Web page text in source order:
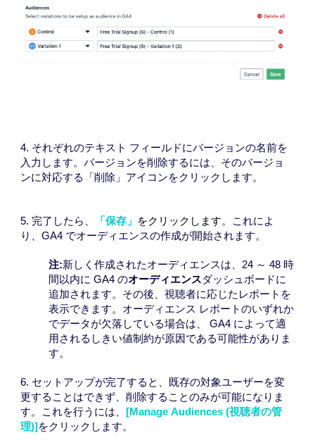
4. それぞれのテキスト フィールドにバージョンの名前を
入力します。バージョンを削除するには、そのバージョ
ンに対応する「削除」アイコンをクリックします。
5. 完了したら、 「保存」 をクリックします。これによ
り、GA4 でオーディエンスの作成が開始されます。
注:新しく作成されたオーディエンスは、24 ～ 48 時
間以内に GA4 のオーディエンスダッシュボードに
追加されます。その後、視聴者に応じたレポートを
表示できます。オーディエンス レポートのいずれか
でデータが欠落している場合は、GA4 によって適
用されるしきい値制約が原因である可能性がありま
す。
6. セットアップが完了すると、既存の対象ユーザーを変
更することはできず、削除することのみが可能になりま
す。これを行うには、[Manage Audiences (視聴者の管
理)]をクリックします。